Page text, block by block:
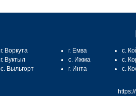
г. Воркута
г. Вуктыл
с. Выльгорт
г. Емва
с. Ижма
г. Инта
с.
с.
с.